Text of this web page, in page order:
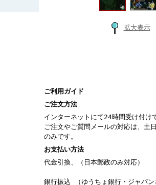
拡大表示
ご利用ガイド
ご注文方法
インターネットにて24時間受け付け
ご注文やご質問メールの対応は、土
のみです。
お支払い方法
代金引換、（日本郵政のみ対応）
銀行振込 （ゆうちょ銀行・ジャパン